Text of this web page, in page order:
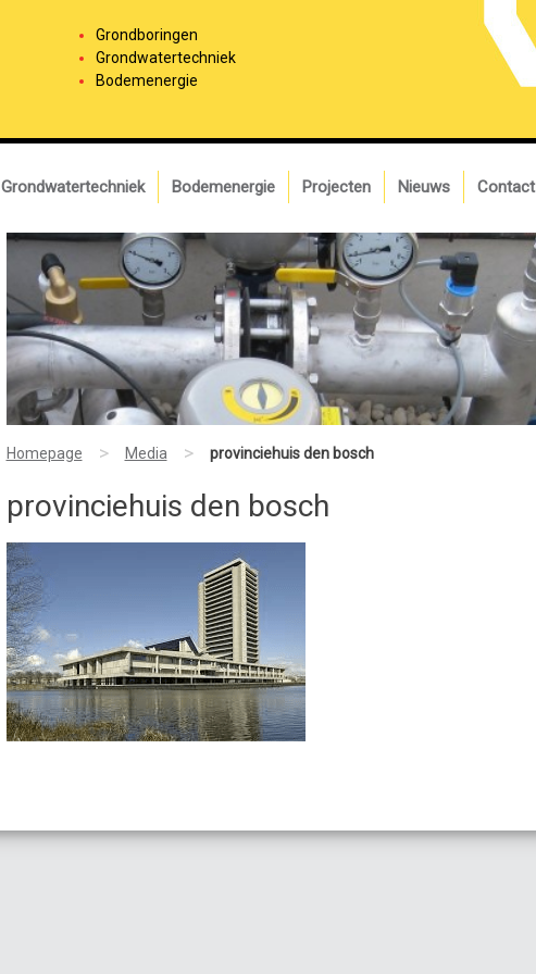
Grondboringen
Grondwatertechniek
Bodemenergie
Grondwatertechniek Bodemenergie Projecten Nieuws Contact
Homepage > Media > provinciehuis den bosch
provinciehuis den bosch